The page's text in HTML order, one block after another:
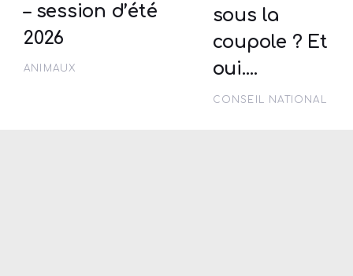
– session d’été
2026
ANIMAUX
sous la
coupole ? Et
oui….
CONSEIL NATIONAL